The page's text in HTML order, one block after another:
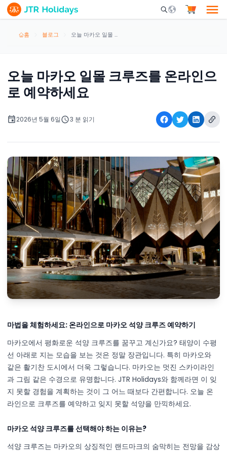
Mobile Search
홈 블로그 오늘 마카오 일몰 크루즈를 온라인으로 예약하세요
오늘 마카오 일몰 크루즈를 온라인으
로 예약하세요
2026년 5월 6일 3 분 읽기
마법을 체험하세요: 온라인으로 마카오 석양 크루즈 예약하기
마카오에서 평화로운 석양 크루즈를 꿈꾸고 계신가요? 태양이 수평
선 아래로 지는 모습을 보는 것은 정말 장관입니다. 특히 마카오와
같은 활기찬 도시에서 더욱 그렇습니다. 마카오는 멋진 스카이라인
과 그림 같은 수경으로 유명합니다. JTR Holidays와 함께라면 이 잊
지 못할 경험을 계획하는 것이 그 어느 때보다 간편합니다. 오늘 온
라인으로 크루즈를 예약하고 잊지 못할 석양을 만끽하세요.
마카오 석양 크루즈를 선택해야 하는 이유는?
석양 크루즈는 마카오의 상징적인 랜드마크의 숨막히는 전망을 감상